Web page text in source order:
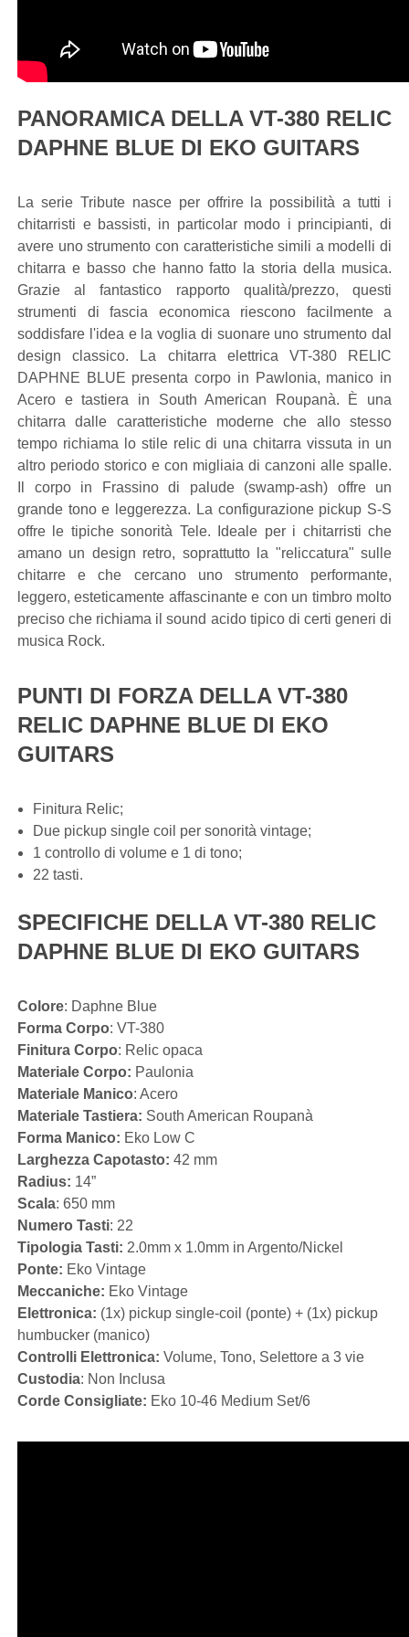
PANORAMICA DELLA VT-380 RELIC
DAPHNE BLUE DI EKO GUITARS
La serie Tribute nasce per offrire la possibilità a tutti i
chitarristi e bassisti, in particolar modo i principianti, di
avere uno strumento con caratteristiche simili a modelli di
chitarra e basso che hanno fatto la storia della musica.
Grazie al fantastico rapporto qualità/prezzo, questi
strumenti di fascia economica riescono facilmente a
soddisfare l'idea e la voglia di suonare uno strumento dal
design classico. La chitarra elettrica VT-380 RELIC
DAPHNE BLUE presenta corpo in Pawlonia, manico in
Acero e tastiera in South American Roupanà. È una
chitarra dalle caratteristiche moderne che allo stesso
tempo richiama lo stile relic di una chitarra vissuta in un
altro periodo storico e con migliaia di canzoni alle spalle.
Il corpo in Frassino di palude (swamp-ash) offre un
grande tono e leggerezza. La configurazione pickup S-S
offre le tipiche sonorità Tele. Ideale per i chitarristi che
amano un design retro, soprattutto la "reliccatura" sulle
chitarre e che cercano uno strumento performante,
leggero, esteticamente affascinante e con un timbro molto
preciso che richiama il sound acido tipico di certi generi di
musica Rock.
PUNTI DI FORZA DELLA VT-380
RELIC DAPHNE BLUE DI EKO
GUITARS
Finitura Relic;
Due pickup single coil per sonorità vintage;
1 controllo di volume e 1 di tono;
22 tasti.
SPECIFICHE DELLA VT-380 RELIC
DAPHNE BLUE DI EKO GUITARS
Colore: Daphne Blue
Forma Corpo: VT-380
Finitura Corpo: Relic opaca
Materiale Corpo: Paulonia
Materiale Manico: Acero
Materiale Tastiera: South American Roupanà
Forma Manico: Eko Low C
Larghezza Capotasto: 42 mm
Radius: 14”
Scala: 650 mm
Numero Tasti: 22
Tipologia Tasti: 2.0mm x 1.0mm in Argento/Nickel
Ponte: Eko Vintage
Meccaniche: Eko Vintage
Elettronica: (1x) pickup single-coil (ponte) + (1x) pickup
humbucker (manico)
Controlli Elettronica: Volume, Tono, Selettore a 3 vie
Custodia: Non Inclusa
Corde Consigliate: Eko 10-46 Medium Set/6